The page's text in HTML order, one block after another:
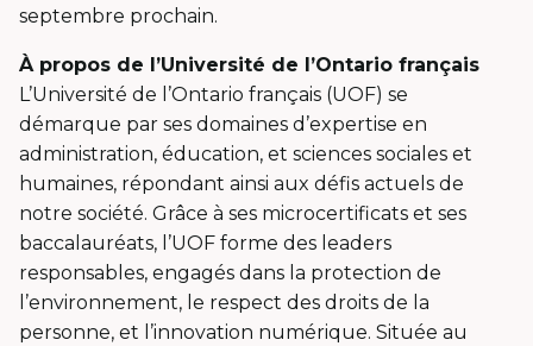
septembre prochain.
À propos de l’Université de l’Ontario français
L’Université de l’Ontario français (UOF) se
démarque par ses domaines d’expertise en
administration, éducation, et sciences sociales et
humaines, répondant ainsi aux défis actuels de
notre société. Grâce à ses microcertificats et ses
baccalauréats, l’UOF forme des leaders
responsables, engagés dans la protection de
l’environnement, le respect des droits de la
personne, et l’innovation numérique. Située au